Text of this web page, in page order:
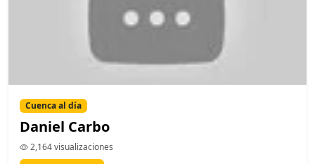
Cuenca al día
Daniel Carbo
2,164 visualizaciones